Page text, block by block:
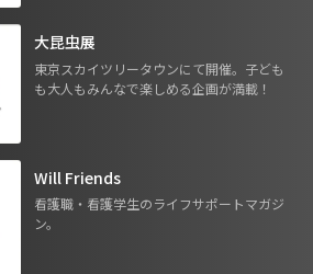
大昆虫展
東京スカイツリータウンにて開催。子ども
も大人もみんなで楽しめる企画が満載！
Will Friends
看護職・看護学生のライフサポートマガジ
ン。